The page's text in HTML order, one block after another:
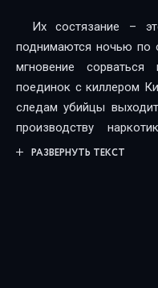
Их состязание –
поднимаются ночью по
мгновение
поединок с киллером
следам убийцы
производству
Таджикистана…
РАЗВЕРНУТЬ ТЕКСТ